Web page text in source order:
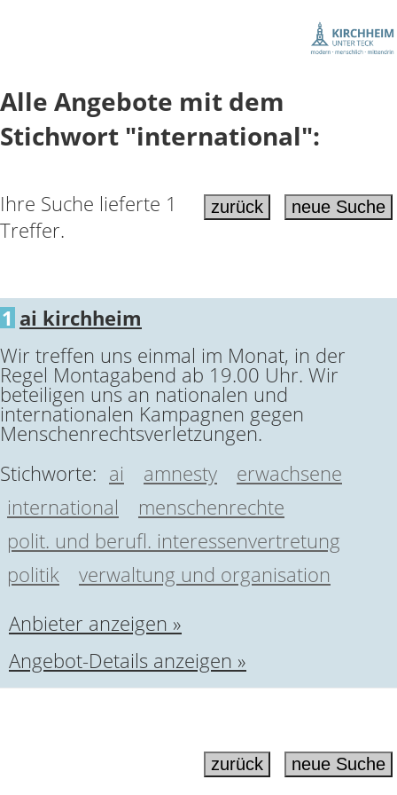
Alle Angebote mit dem
Stichwort "international":
Ihre Suche lieferte 1
Treffer.
1 ai kirchheim
Wir treffen uns einmal im Monat, in der
Regel Montagabend ab 19.00 Uhr. Wir
beteiligen uns an nationalen und
internationalen Kampagnen gegen
Menschenrechtsverletzungen.
Stichworte: ai amnesty
erwachsene
international
menschenrechte
polit. und berufl. interessenvertretung
politik
verwaltung und organisation
Anbieter anzeigen »
Angebot-Details anzeigen »